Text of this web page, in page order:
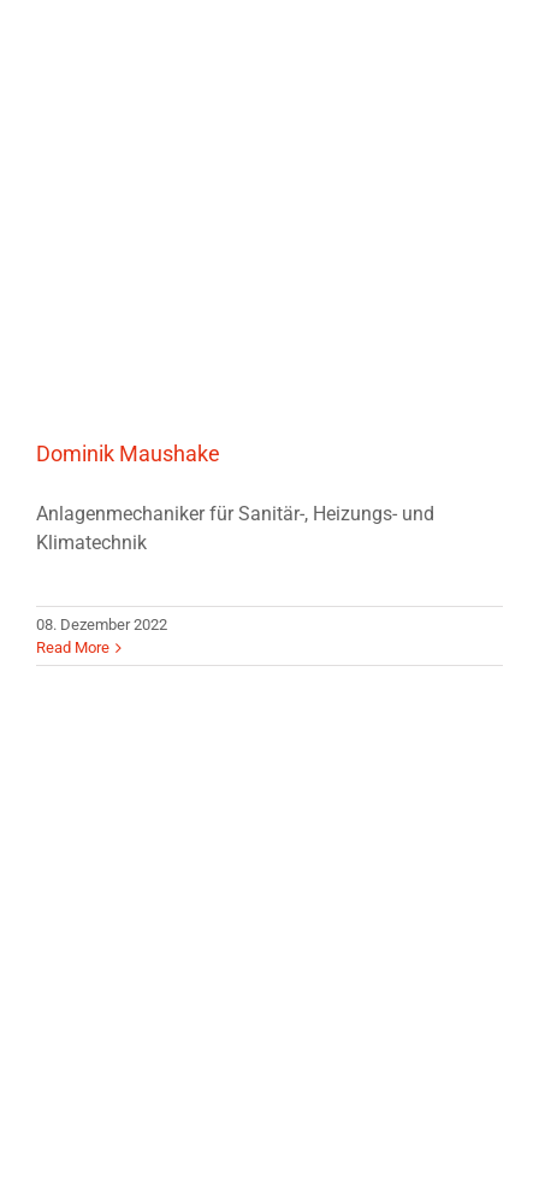
Dominik Maushake
Anlagenmechaniker für Sanitär-, Heizungs- und
Klimatechnik
08. Dezember 2022
Read More